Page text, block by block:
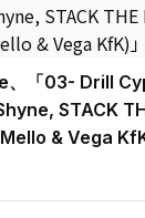
「03- Drill
STACK
& Vega